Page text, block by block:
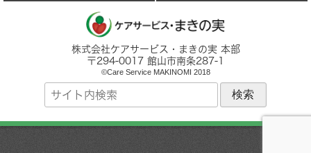
株式会社ケアサービス・まきの実 本部
〒294-0017 館山市南条287-1
©Care Service MAKINOMI 2018
サ
ト
検
索